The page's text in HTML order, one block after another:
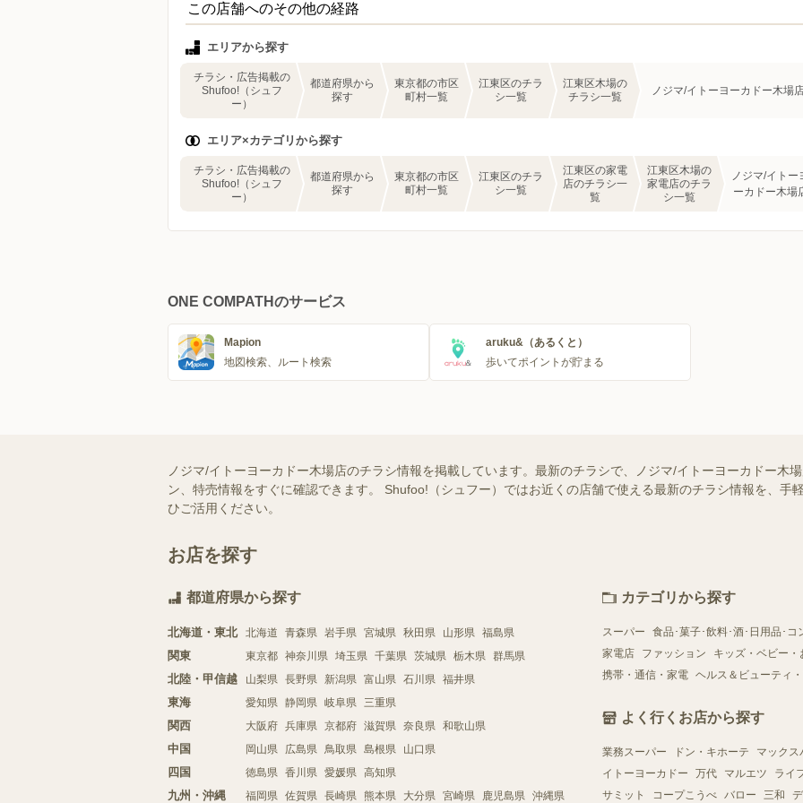
この店舗へのその他の経路
エリアから探す
チラシ・広告掲載の
Shufoo!（シュフ
ー）
都道府県から
探す
東京都の市区
町村一覧
江東区のチラ
シ一覧
江東区木場の
チラシ一覧
ノジマ/イトーヨーカドー木場
エリア×カテゴリから探す
チラシ・広告掲載の
Shufoo!（シュフ
ー）
都道府県から
探す
東京都の市区
町村一覧
江東区のチラ
シ一覧
江東区の家電
店のチラシ一
覧
江東区木場の
家電店のチラ
シ一覧
ノジマ/イトー
ーカドー木場
ONE COMPATHのサービス
Mapion
地図検索、ルート検索
aruku&（あるくと）
歩いてポイントが貯まる
ノジマ/イトーヨーカドー木場店のチラシ情報を掲載しています。最新のチラシで、ノジマ/イトーヨーカドー木
ン、特売情報をすぐに確認できます。 Shufoo!（シュフー）ではお近くの店舗で使える最新のチラシ情報を、手
ひご活用ください。
お店を探す
都道府県から探す
北海道・東北 北海道 青森県 岩手県 宮城県 秋田県 山形県 福島県
関東 東京都 神奈川県 埼玉県 千葉県 茨城県 栃木県 群馬県
北陸・甲信越 山梨県 長野県 新潟県 富山県 石川県 福井県
東海 愛知県 静岡県 岐阜県 三重県
関西 大阪府 兵庫県 京都府 滋賀県 奈良県 和歌山県
中国 岡山県 広島県 鳥取県 島根県 山口県
四国 徳島県 香川県 愛媛県 高知県
九州・沖縄 福岡県 佐賀県 長崎県 熊本県 大分県 宮崎県 鹿児島県 沖縄県
カテゴリから探す
スーパー 食品･菓子･飲料･酒･日用品･コ
家電店
ファッション キッズ・ベビー・
携帯・通信・家電 ヘルス＆ビューティ
よく行くお店から探す
業務スーパー ドン・キホーテ マックス
イトーヨーカドー
万代 マルエツ ライ
サミット
コープこうべ バロー 三和